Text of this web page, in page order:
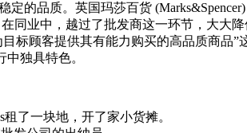
定的品质。英国玛莎百货
同业中，越过了批发商这一环节，大大
标顾客提供其有能力购买的高品质商品
独具特色。
租了一块地，开了家小货摊。